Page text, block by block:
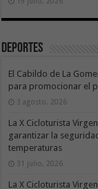
Deportes
El Cabildo de La
para promocionar el
3 agosto, 2026
La X Cicloturista
garantizar la
temperaturas
31 julio, 2026
La X Cicloturista